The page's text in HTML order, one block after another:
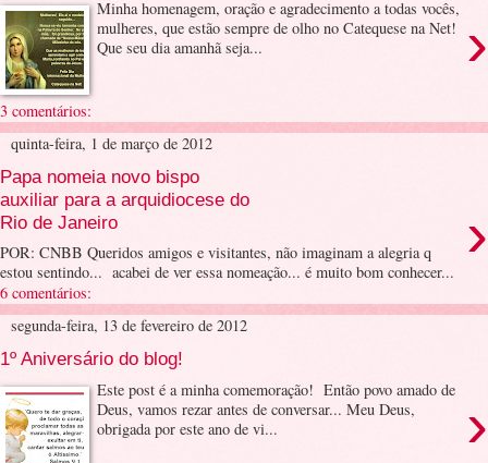
›
Minha homenagem, oração e agradecimento a todas vocês,
mulheres, que estão sempre de olho no Catequese na Net!
Que seu dia amanhã seja...
3 comentários:
quinta-feira, 1 de março de 2012
Papa nomeia novo bispo
auxiliar para a arquidiocese do
Rio de Janeiro
›
POR: CNBB Queridos amigos e visitantes, não imaginam a alegria q
estou sentindo... acabei de ver essa nomeação... é muito bom conhecer...
6 comentários:
segunda-feira, 13 de fevereiro de 2012
1º Aniversário do blog!
›
Este post é a minha comemoração! Então povo amado de
Deus, vamos rezar antes de conversar... Meu Deus,
obrigada por este ano de vi...